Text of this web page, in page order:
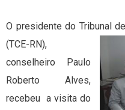
O presidente do Tribunal
(TCE-RN),
conselheiro Paulo
Roberto Alves,
recebeu a visita do